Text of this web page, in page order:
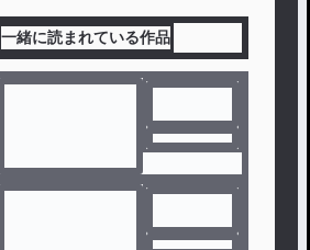
一緒に読まれている作品